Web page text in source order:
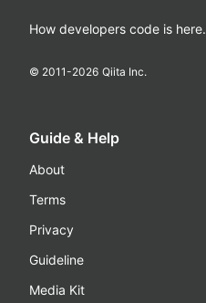
How developers code is here.
© 2011-2026 Qiita Inc.
Guide & Help
About
Terms
Privacy
Guideline
Media Kit